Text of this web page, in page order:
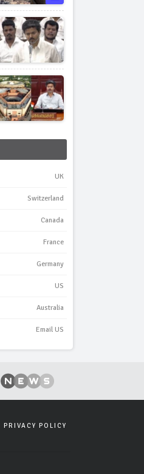
UK
Switzerland
Canada
France
Germany
US
Australia
Email US
PRIVACY POLICY